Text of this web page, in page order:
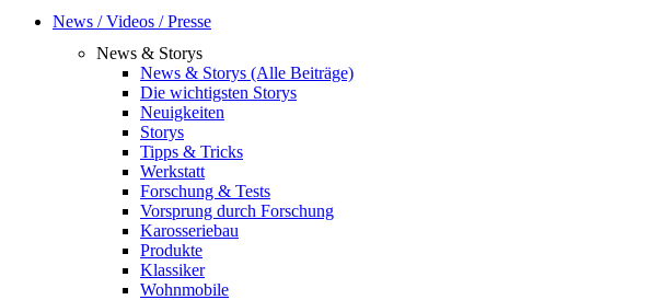
News / Videos / Presse
News & Storys
News & Storys (Alle Beiträge)
Die wichtigsten Storys
Neuigkeiten
Storys
Tipps & Tricks
Werkstatt
Forschung & Tests
Vorsprung durch Forschung
Karosseriebau
Produkte
Klassiker
Wohnmobile